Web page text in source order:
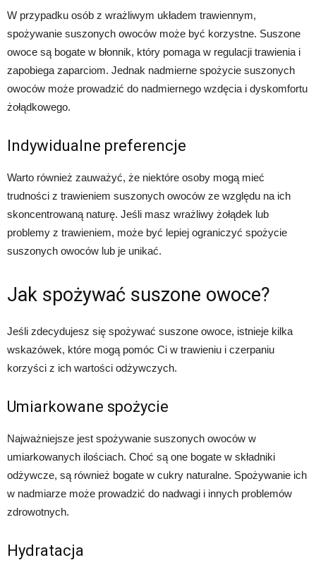
W przypadku osób z wrażliwym układem trawiennym,
spożywanie suszonych owoców może być korzystne. Suszone
owoce są bogate w błonnik, który pomaga w regulacji trawienia i
zapobiega zaparciom. Jednak nadmierne spożycie suszonych
owoców może prowadzić do nadmiernego wzdęcia i dyskomfortu
żołądkowego.
Indywidualne preferencje
Warto również zauważyć, że niektóre osoby mogą mieć
trudności z trawieniem suszonych owoców ze względu na ich
skoncentrowaną naturę. Jeśli masz wrażliwy żołądek lub
problemy z trawieniem, może być lepiej ograniczyć spożycie
suszonych owoców lub je unikać.
Jak spożywać suszone owoce?
Jeśli zdecydujesz się spożywać suszone owoce, istnieje kilka
wskazówek, które mogą pomóc Ci w trawieniu i czerpaniu
korzyści z ich wartości odżywczych.
Umiarkowane spożycie
Najważniejsze jest spożywanie suszonych owoców w
umiarkowanych ilościach. Choć są one bogate w składniki
odżywcze, są również bogate w cukry naturalne. Spożywanie ich
w nadmiarze może prowadzić do nadwagi i innych problemów
zdrowotnych.
Hydratacja